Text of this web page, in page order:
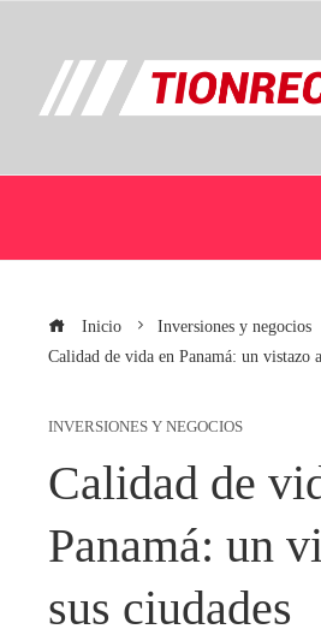
Inicio
Inversiones y negocios
Calidad de vida en Panamá: un vistazo
INVERSIONES Y NEGOCIOS
Calidad de
Panamá: un
sus ciudades